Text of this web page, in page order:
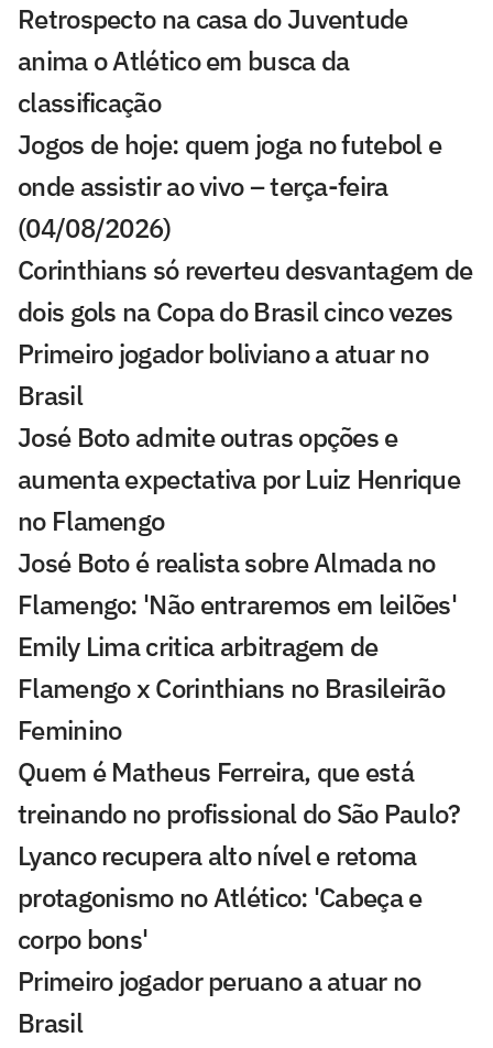
Retrospecto na casa do Juventude
anima o Atlético em busca da
classificação
Jogos de hoje: quem joga no futebol e
onde assistir ao vivo – terça-feira
(04/08/2026)
Corinthians só reverteu desvantagem de
dois gols na Copa do Brasil cinco vezes
Primeiro jogador boliviano a atuar no
Brasil
José Boto admite outras opções e
aumenta expectativa por Luiz Henrique
no Flamengo
José Boto é realista sobre Almada no
Flamengo: 'Não entraremos em leilões'
Emily Lima critica arbitragem de
Flamengo x Corinthians no Brasileirão
Feminino
Quem é Matheus Ferreira, que está
treinando no profissional do São Paulo?
Lyanco recupera alto nível e retoma
protagonismo no Atlético: 'Cabeça e
corpo bons'
Primeiro jogador peruano a atuar no
Brasil